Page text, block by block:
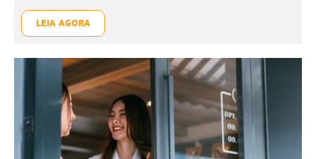
LEIA AGORA